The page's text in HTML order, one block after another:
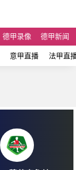
德甲录像 德甲新闻
意甲直播 法甲直